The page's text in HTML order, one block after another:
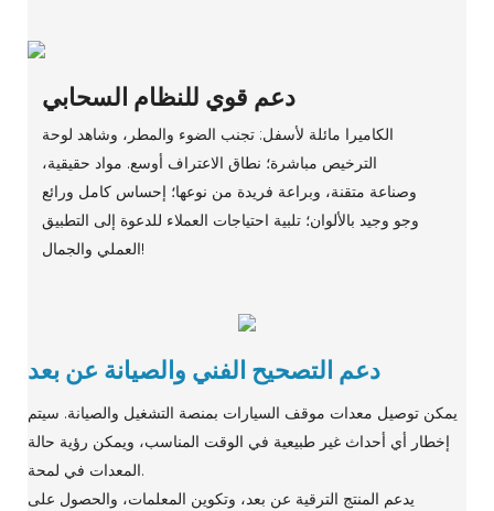
دعم قوي للنظام السحابي
الكاميرا مائلة لأسفل: تجنب الضوء والمطر، وشاهد لوحة
الترخيص مباشرة؛ نطاق الاعتراف أوسع. مواد حقيقية،
وصناعة متقنة، وبراعة فريدة من نوعها؛ إحساس كامل ورائع
وجو وجيد بالألوان؛ تلبية احتياجات العملاء للدعوة إلى التطبيق
العملي والجمال!
دعم التصحيح الفني والصيانة عن بعد
يمكن توصيل معدات موقف السيارات بمنصة التشغيل والصيانة. سيتم
إخطار أي أحداث غير طبيعية في الوقت المناسب، ويمكن رؤية حالة
المعدات في لمحة.
يدعم المنتج الترقية عن بعد، وتكوين المعلمات، والحصول على